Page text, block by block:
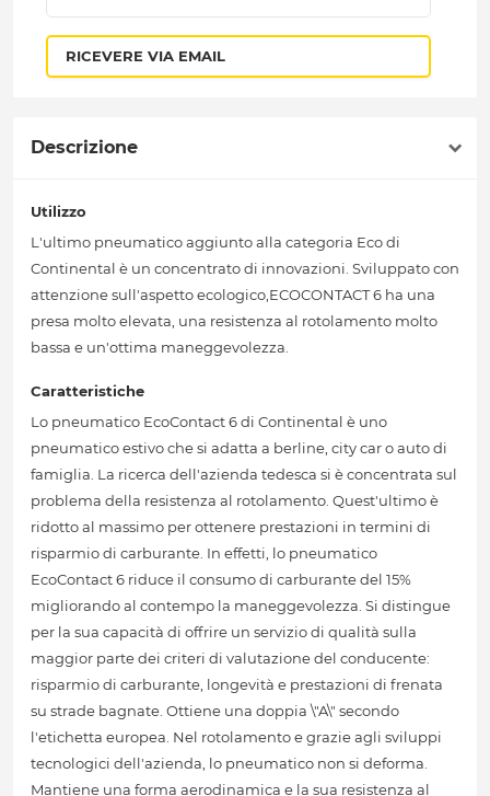
RICEVERE VIA EMAIL
Descrizione
Utilizzo
L'ultimo pneumatico aggiunto alla categoria Eco di
Continental è un concentrato di innovazioni. Sviluppato con
attenzione sull'aspetto ecologico,ECOCONTACT 6 ha una
presa molto elevata, una resistenza al rotolamento molto
bassa e un'ottima maneggevolezza.
Caratteristiche
Lo pneumatico EcoContact 6 di Continental è uno
pneumatico estivo che si adatta a berline, city car o auto di
famiglia. La ricerca dell'azienda tedesca si è concentrata sul
problema della resistenza al rotolamento. Quest'ultimo è
ridotto al massimo per ottenere prestazioni in termini di
risparmio di carburante. In effetti, lo pneumatico
EcoContact 6 riduce il consumo di carburante del 15%
migliorando al contempo la maneggevolezza. Si distingue
per la sua capacità di offrire un servizio di qualità sulla
maggior parte dei criteri di valutazione del conducente:
risparmio di carburante, longevità e prestazioni di frenata
su strade bagnate. Ottiene una doppia \"A\" secondo
l'etichetta europea. Nel rotolamento e grazie agli sviluppi
tecnologici dell'azienda, lo pneumatico non si deforma.
Mantiene una forma aerodinamica e la sua resistenza al